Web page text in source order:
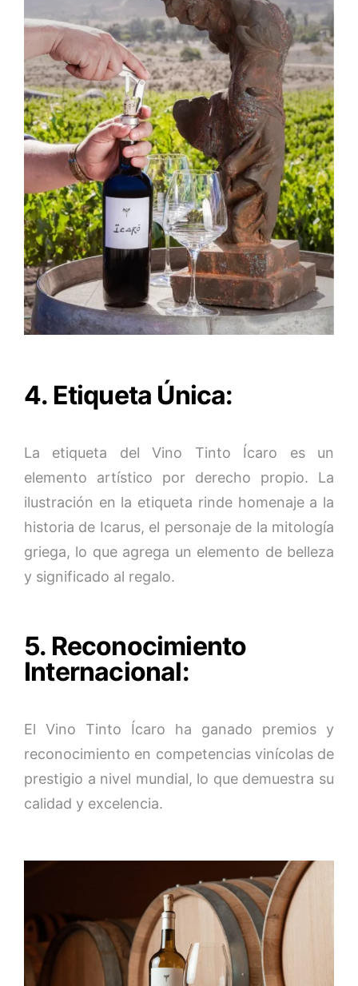
4. Etiqueta Única:
La etiqueta del Vino Tinto Ícaro es un
elemento artístico por derecho propio. La
ilustración en la etiqueta rinde homenaje a la
historia de Icarus, el personaje de la mitología
griega, lo que agrega un elemento de belleza
y significado al regalo.
5. Reconocimiento
Internacional:
El Vino Tinto Ícaro ha ganado premios y
reconocimiento en competencias vinícolas de
prestigio a nivel mundial, lo que demuestra su
calidad y excelencia.